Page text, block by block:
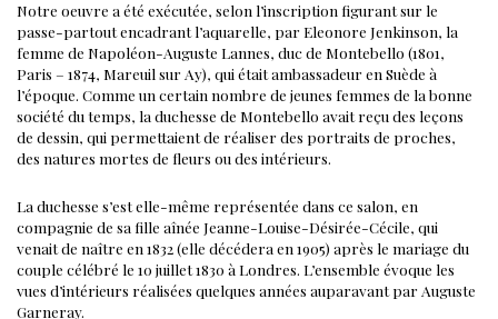
Notre oeuvre a été exécutée, selon l’inscription figurant sur le
passe-partout encadrant l’aquarelle, par Eleonore Jenkinson, la
femme de Napoléon-Auguste Lannes, duc de Montebello (1801,
Paris – 1874, Mareuil sur Ay), qui était ambassadeur en Suède à
l’époque. Comme un certain nombre de jeunes femmes de la bonne
société du temps, la duchesse de Montebello avait reçu des leçons
de dessin, qui permettaient de réaliser des portraits de proches,
des natures mortes de fleurs ou des intérieurs.
La duchesse s’est elle-même représentée dans ce salon, en
compagnie de sa fille aînée Jeanne-Louise-Désirée-Cécile, qui
venait de naître en 1832 (elle décédera en 1905) après le mariage du
couple célébré le 10 juillet 1830 à Londres. L’ensemble évoque les
vues d’intérieurs réalisées quelques années auparavant par Auguste
Garneray.